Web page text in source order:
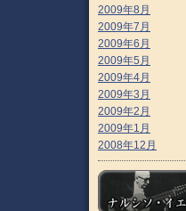
2009年8月
2009年7月
2009年6月
2009年5月
2009年4月
2009年3月
2009年2月
2009年1月
2008年12月